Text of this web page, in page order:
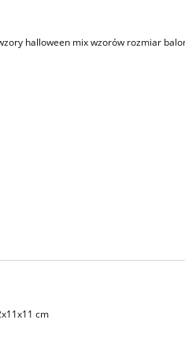
halloween mix wzorów rozmiar
cm